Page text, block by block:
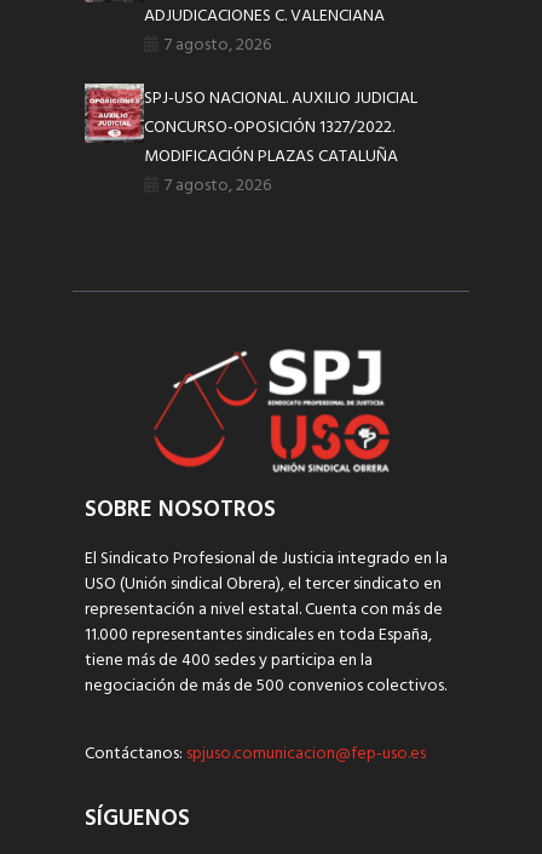
ADJUDICACIONES C. VALENCIANA
7 agosto, 2026
SPJ-USO NACIONAL. AUXILIO JUDICIAL
CONCURSO-OPOSICIÓN 1327/2022.
MODIFICACIÓN PLAZAS CATALUÑA
7 agosto, 2026
SOBRE NOSOTROS
El Sindicato Profesional de Justicia integrado en la
USO (Unión sindical Obrera), el tercer sindicato en
representación a nivel estatal. Cuenta con más de
11.000 representantes sindicales en toda España,
tiene más de 400 sedes y participa en la
negociación de más de 500 convenios colectivos.
Contáctanos: spjuso.comunicacion@fep-uso.es
SÍGUENOS